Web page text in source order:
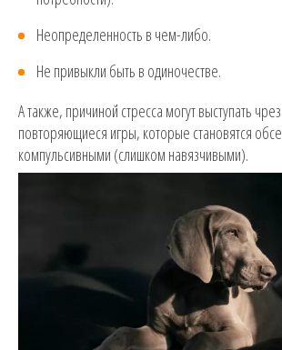
Неопределенность в чем-либо.
Не привыкли быть в одиночестве.
А также, причиной стресса могут выступать
повторяющиеся игры, которые становятся
компульсивными (слишком навязчивыми).